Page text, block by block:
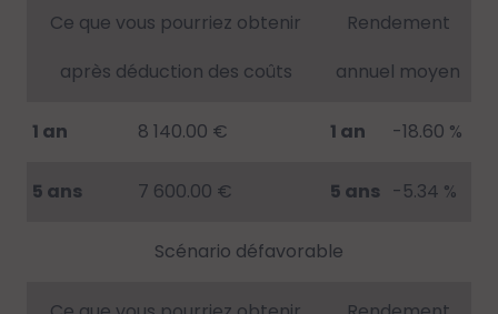
Ce que vous pourriez obtenir
après déduction des coûts
Rendement
annuel moyen
1 an 8 140.00 € 1 an -18.60 %
5 ans 7 600.00 € 5 ans -5.34 %
Scénario défavorable